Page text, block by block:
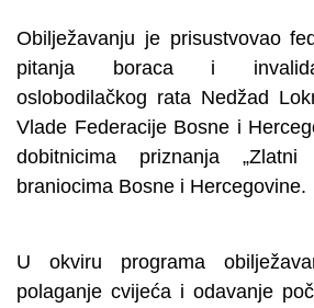
Obilježavanju je prisustvovao
pitanja boraca i invalida
oslobodilačkog rata Nedžad
Vlade Federacije Bosne i
dobitnicima priznanja
braniocima Bosne i Hercegovine.
U okviru programa
polaganje cvijeća i odavanje